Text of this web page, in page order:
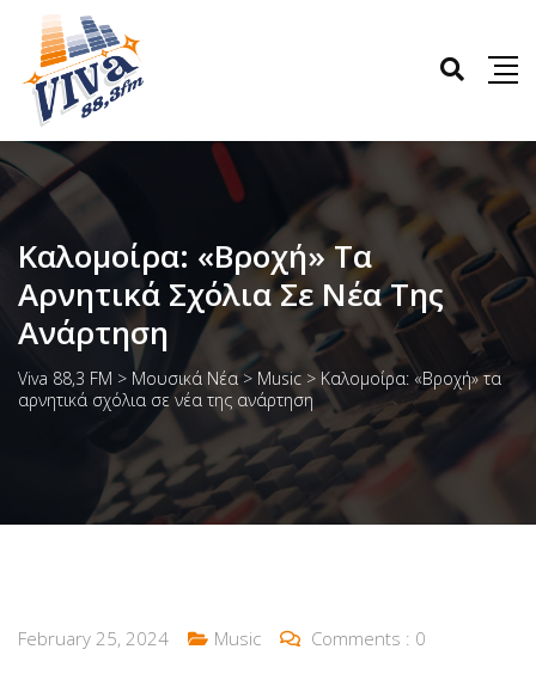
Καλομοίρα: «Βροχή» Τα
Αρνητικά Σχόλια Σε Νέα Της
Ανάρτηση
Viva 88,3 FM > Μουσικά Νέα > Music > Καλομοίρα: «Βροχή» τα
αρνητικά σχόλια σε νέα της ανάρτηση
February 25, 2024 Music Comments : 0